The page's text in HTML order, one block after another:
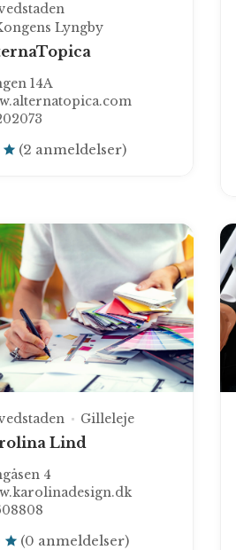
Lyngby
14A
(2 anmeldelser)
Gilleleje
Lind
4
(0 anmeldelser)